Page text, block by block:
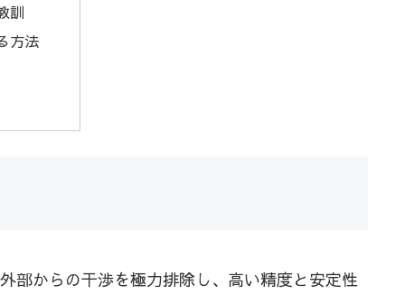
訓
方法
部からの干渉を極力排除し、高い精度と安定性